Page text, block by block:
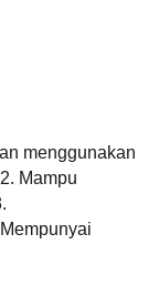
menggunakan
Mampu